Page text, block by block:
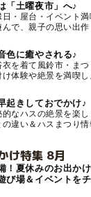
「土曜夜市」へ♪
・屋台・イベント満
で、親子の思い出作
色に癒やされる♪
衣を着て風鈴市・まつ
体験や絶景を満喫し
起きしておでかけ♪
なハスの絶景を楽し
の違い＆ハスまつり情
け特集 8月
！夏休みのお出か
び場＆イベントをチ